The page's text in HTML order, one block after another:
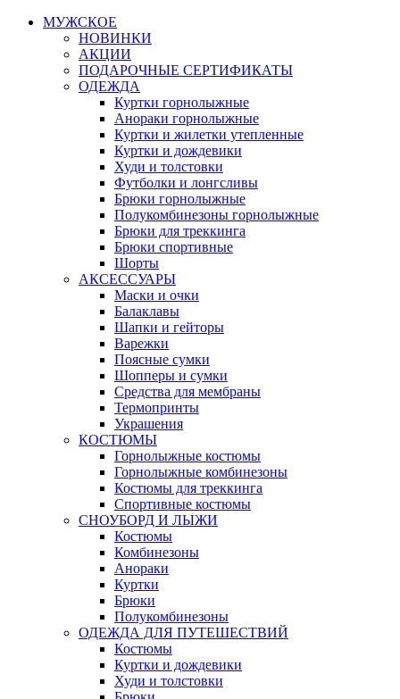
МУЖСКОЕ
НОВИНКИ
АКЦИИ
ПОДАРОЧНЫЕ СЕРТИФИКАТЫ
ОДЕЖДА
Куртки горнолыжные
Анораки горнолыжные
Куртки и жилетки утепленные
Куртки и дождевики
Худи и толстовки
Футболки и лонгсливы
Брюки горнолыжные
Полукомбинезоны горнолыжные
Брюки для треккинга
Брюки спортивные
Шорты
АКСЕССУАРЫ
Маски и очки
Балаклавы
Шапки и гейторы
Варежки
Поясные сумки
Шопперы и сумки
Средства для мембраны
Термопринты
Украшения
КОСТЮМЫ
Горнолыжные костюмы
Горнолыжные комбинезоны
Костюмы для треккинга
Спортивные костюмы
СНОУБОРД И ЛЫЖИ
Костюмы
Комбинезоны
Анораки
Куртки
Брюки
Полукомбинезоны
ОДЕЖДА ДЛЯ ПУТЕШЕСТВИЙ
Костюмы
Куртки и дождевики
Худи и толстовки